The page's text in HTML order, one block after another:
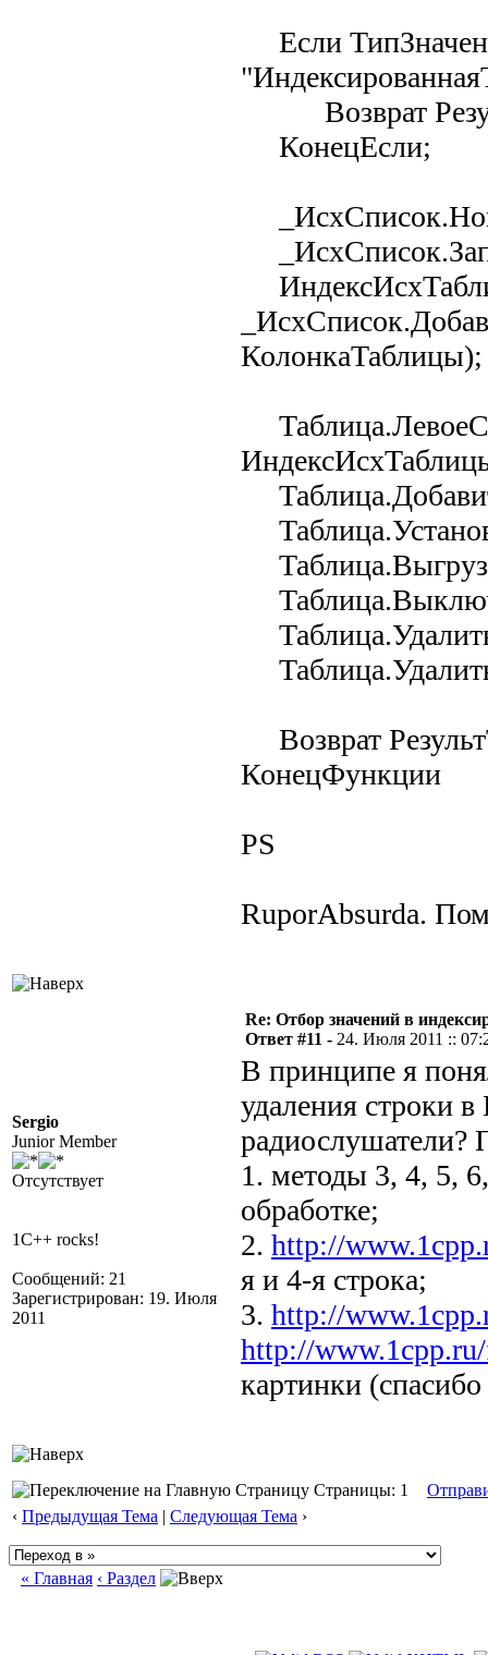
Если
Возврат
КонецЕсли;
КолонкаТаблицы);
Возврат
КонецФункции
PS
RuporAbsurda.
Sergio
Junior Member
Отсутствует
1C++ rocks!
Сообщений: 21
Зарегистрирован: 19. Июля
2011
Re: Отбор значений в
Ответ #11 - 24. Июля 2011 ::
В принципе я
удаления строки
радиослушатели?
1. методы 3, 4, 5,
обработке;
2. http://
я и 4-я строка;
3. http://
http://
картинки
Страницы: 1
‹ Предыдущая Тема | Следующая Тема ›
« Главная ‹ Раздел